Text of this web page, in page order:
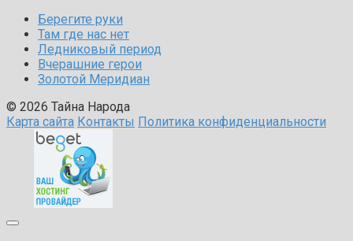
Берегите руки
Там где нас нет
Ледниковый период
Вчерашние герои
Золотой Меридиан
© 2026 Тайна Народа
Карта сайта Контакты Политика конфиденциальности